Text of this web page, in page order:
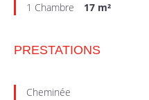
1 Chambre 17 m²
PRESTATIONS
Cheminée